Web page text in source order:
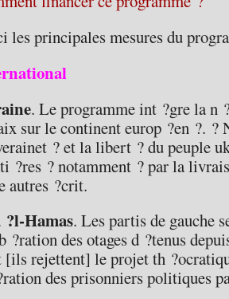
les principales mesures du
. Le programme int ?gre la n
sur le continent europ ?en ?.
? et la libert ? du peuple
?res ? notamment ? par la
autres ?crit.
Hamas. Les partis de gauche
?ration des otages d ?tenus
[ils rejettent] le projet th
des prisonniers politiques